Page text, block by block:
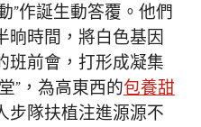
”作誕生動答覆。他們
晌時間，將白色基因
班前會，打形成凝集
”，為高東西的包養甜
步隊扶植注進源源不